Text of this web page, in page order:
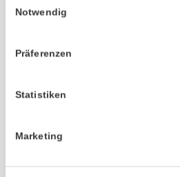
Notwendig
Präferenzen
Statistiken
Marketing
Compliance Services abgleichen.
Compliance-Stelle in Ihrem
ohne die gewohnte
Seite.
Handeln Sie stets